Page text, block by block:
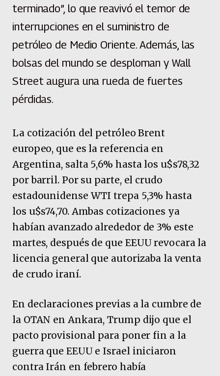
terminado”, lo que reavivó el temor de
interrupciones en el suministro de
petróleo de Medio Oriente. Además, las
bolsas del mundo se desploman y Wall
Street augura una rueda de fuertes
pérdidas.
La cotización del petróleo Brent
europeo, que es la referencia en
Argentina, salta 5,6% hasta los u$s78,32
por barril. Por su parte, el crudo
estadounidense WTI trepa 5,3% hasta
los u$s74,70. Ambas cotizaciones ya
habían avanzado alrededor de 3% este
martes, después de que EEUU revocara la
licencia general que autorizaba la venta
de crudo iraní.
En declaraciones previas a la cumbre de
la OTAN en Ankara, Trump dijo que el
pacto provisional para poner fin a la
guerra que EEUU e Israel iniciaron
contra Irán en febrero había